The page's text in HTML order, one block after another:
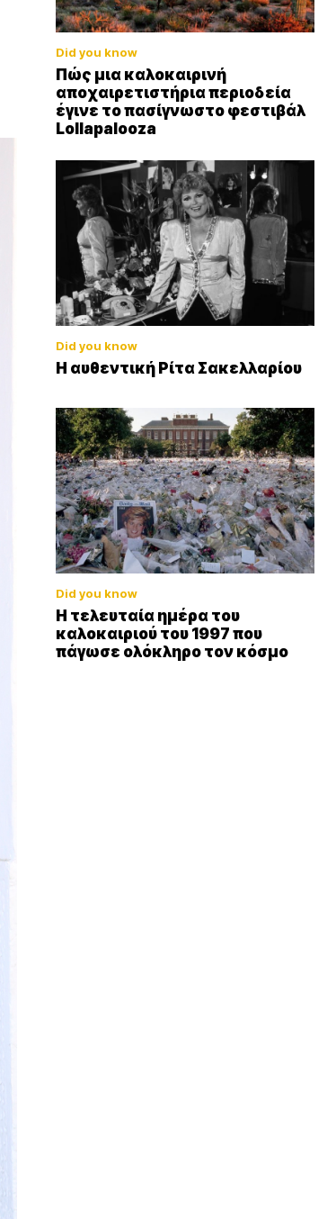
Did you know
Πώς μια καλοκαιρινή
αποχαιρετιστήρια περιοδεία
έγινε το πασίγνωστο φεστιβάλ
Lollapalooza
Did you know
Η αυθεντική Ρίτα Σακελλαρίου
Did you know
Η τελευταία ημέρα του
καλοκαιριού του 1997 που
πάγωσε ολόκληρο τον κόσμο